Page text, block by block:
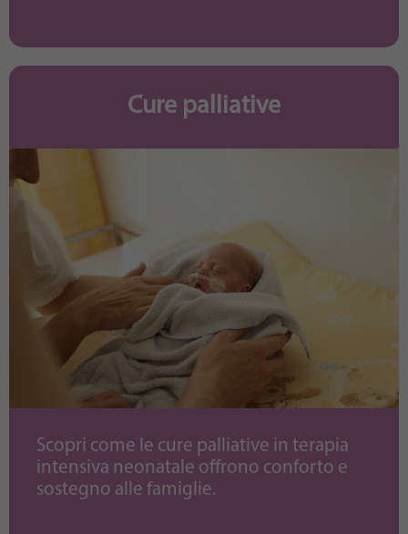
Cure palliative
Scopri come le cure palliative in terapia
intensiva neonatale offrono conforto e
sostegno alle famiglie.